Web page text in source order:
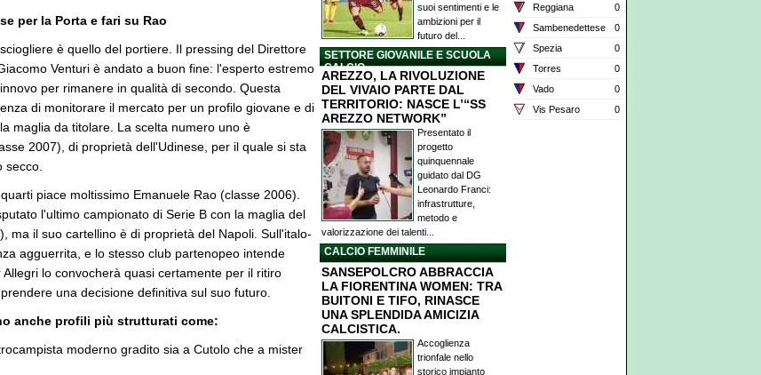
per la Porta e fari su Rao
è quello del portiere. Il pressing del Direttore
Venturi è andato a buon fine: l'esperto estremo
per rimanere in qualità di secondo. Questa
di monitorare il mercato per un profilo giovane e di
maglia da titolare. La scelta numero uno è
2007), di proprietà dell'Udinese, per il quale si sta
secco.
piace moltissimo Emanuele Rao (classe 2006).
l'ultimo campionato di Serie B con la maglia del
ma il suo cartellino è di proprietà del Napoli. Sull'italo-
agguerrita, e lo stesso club partenopeo intende
lo convocherà quasi certamente per il ritiro
una decisione definitiva sul suo futuro.
anche profili più strutturati come:
moderno gradito sia a Cutolo che a mister
suoi sentimenti e le
ambizioni per il
futuro del...
SETTORE GIOVANILE E SCUOLA
CALCIO
AREZZO, LA RIVOLUZIONE
DEL VIVAIO PARTE DAL
TERRITORIO: NASCE L’“SS
AREZZO NETWORK”
Presentato il
progetto
quinquennale
guidato dal DG
Leonardo Franci:
infrastrutture,
metodo e
valorizzazione dei talenti...
CALCIO FEMMINILE
SANSEPOLCRO ABBRACCIA
LA FIORENTINA WOMEN: TRA
BUITONI E TIFO, RINASCE
UNA SPLENDIDA AMICIZIA
CALCISTICA.
Accoglienza
trionfale nello
storico impianto
Reggiana
0
Sambenedettese
0
Spezia
0
Torres
0
Vado
0
Vis Pesaro
0